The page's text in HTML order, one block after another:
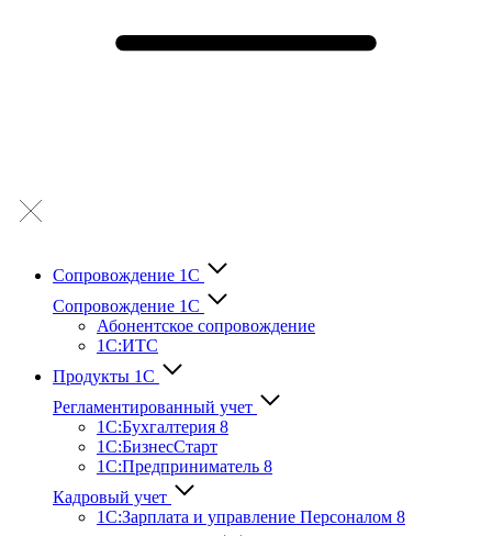
Сопровождение 1С
Сопровождение 1С
Абонентское сопровождение
1С:ИТС
Продукты 1С
Регламентированный учет
1C:Бухгалтерия 8
1С:БизнесСтарт
1C:Предприниматель 8
Кадровый учет
1С:Зарплата и управление Персона­лом 8